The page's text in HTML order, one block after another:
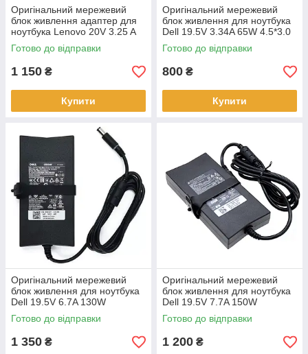
Оригінальний мережевий
блок живлення адаптер для
ноутбука Lenovo 20V 3.25 A
65W USB Type-C Ovale
кабеля 220V
Готово до відправки
1 150 ₴
Купити
Оригінальний мережевий
блок живлення для ноутбука
Dell 19.5V 3.34A 65W 4.5*3.0
mm Ovale
Готово до відправки
800 ₴
Купити
Оригінальний мережевий
блок живлення для ноутбука
Dell 19.5V 6.7A 130W
7.4*5.0mm Slim
Готово до відправки
1 350 ₴
Оригінальний мережевий
блок живлення для ноутбука
Dell 19.5V 7.7A 150W
7.4*5.0mm Slim
Готово до відправки
1 200 ₴